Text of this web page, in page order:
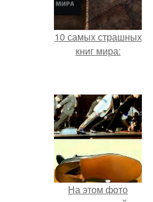
10 самых страшных
книг мира:
На этом фото